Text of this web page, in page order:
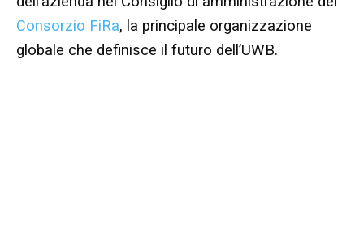
Consorzio FiRa, la principale organizzazione
globale che definisce il futuro dell’UWB.